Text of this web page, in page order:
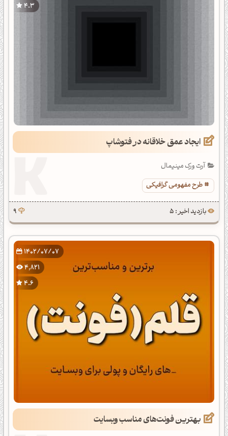
4.3
ایجاد عمق خلاقانه در فتوشاپ
آرت ورک مینیمال
طرح مفهومی گرافیکی
بازدید اخیر : 5 9
1402/07/07
4,821
4.6
بهترین فونت‌های مناسب وبسایت